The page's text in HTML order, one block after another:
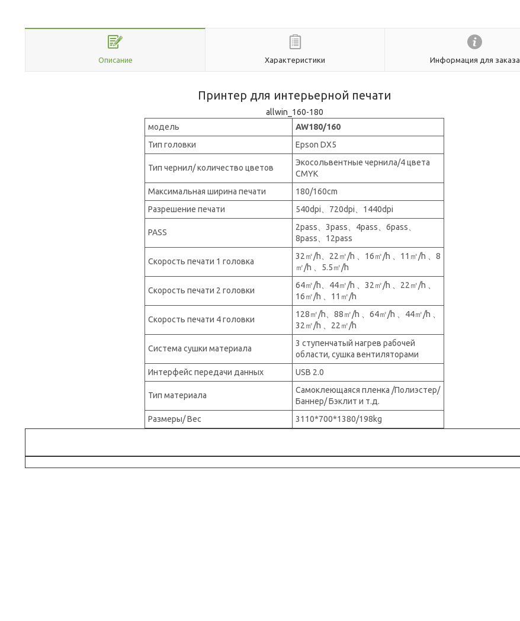
Описание Характеристики Информация для заказа
Принтер для интерьерной печати
allwin_160-180
модель
AW180/160
Тип головки
Epson DX5
Тип чернил/ количество цветов
Экосольвентные чернила/4 цвета
CMYK
Максимальная ширина печати
180/160cm
Разрешение печати
540dpi、720dpi、1440dpi
PASS
2pass、3pass、4pass、6pass、
8pass、12pass
Скорость печати 1 головка
32㎡/h、22㎡/h 、16㎡/h 、11㎡/h 、8
㎡/h 、5.5㎡/h
Скорость печати 2 головки
64㎡/h、44㎡/h 、32㎡/h 、22㎡/h 、
16㎡/h 、11㎡/h
Скорость печати 4 головки
128㎡/h、88㎡/h 、64㎡/h 、44㎡/h 、
32㎡/h 、22㎡/h
Система сушки материала
3 ступенчатый нагрев рабочей
области, сушка вентиляторами
Интерфейс передачи данных
USB 2.0
Тип материала
Самоклеющаяся пленка /Полиэстер/
Баннер/ Бэклит и т.д.
Размеры/ Вес
3110*700*1380/198kg